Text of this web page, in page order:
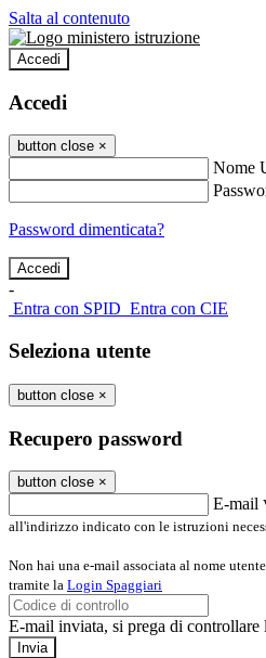
Salta al contenuto
Accedi
Accedi
button close ×
Nome
Password dimenticata?
-
Entra con SPID Entra con CIE
Seleziona utente
button close ×
Recupero password
button close ×
E-mail
all'indirizzo indicato con le istruzioni
Non hai una e-mail associata al nome
tramite la Login Spaggiari
E-mail inviata, si prega di controllare